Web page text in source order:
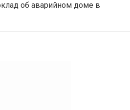
об аварийном доме в